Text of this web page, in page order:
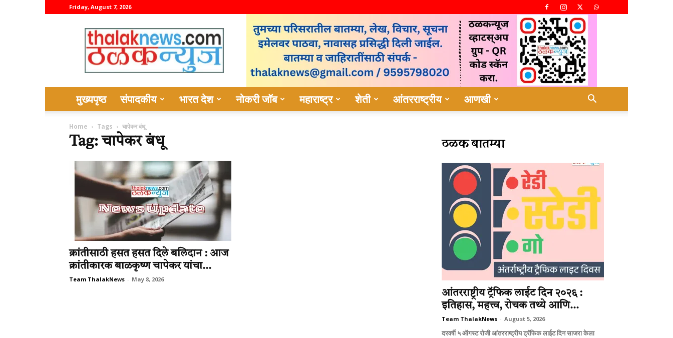
Friday, August 7, 2026
thalaknews
मुख्यपृष्ठ संपादकीय भारत देश नोकरी जॉब महाराष्ट्र शेती आंतरराष्ट्रीय आणखी
Home Tags चापेकर बंधू
Tag: चापेकर बंधू
क्रांतीसाठी हसत हसत दिले बलिदान : आज
क्रांतीकारक बाळकृष्ण चापेकर यांचा...
Team ThalakNews - May 8, 2026
ठळक बातम्या
आंतरराष्ट्रीय ट्रॅफिक लाईट दिन २०२६ :
इतिहास, महत्त्व, रोचक तथ्ये आणि...
Team ThalakNews - August 5, 2026
दरवर्षी ५ ऑगस्ट रोजी आंतरराष्ट्रीय ट्रॅफिक लाईट दिन साजरा केला